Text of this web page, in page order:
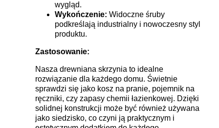
wygląd.
Wykończenie: Widoczne śruby
podkreślają industrialny i nowoczesny styl
produktu.
Zastosowanie:
Nasza drewniana skrzynia to idealne
rozwiązanie dla każdego domu. Świetnie
sprawdzi się jako kosz na pranie, pojemnik na
ręczniki, czy zapasy chemii łazienkowej. Dzięki
solidnej konstrukcji może być również używana
jako siedzisko, co czyni ją praktycznym i